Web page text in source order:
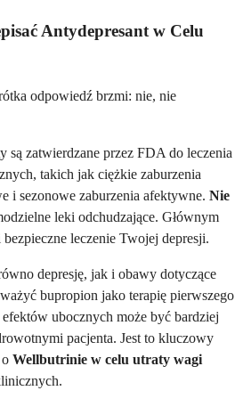
Antydepresant w Celu
odpowiedź brzmi: nie, nie
są zatwierdzane przez FDA do leczenia
takich jak ciężkie zaburzenia
i sezonowe zaburzenia afektywne. Nie
leki odchudzające. Głównym
leczenie Twojej depresji.
depresję, jak i obawy dotyczące
bupropion jako terapię pierwszego
ubocznych może być bardziej
pacjenta. Jest to kluczowy
Wellbutrinie w celu utraty wagi